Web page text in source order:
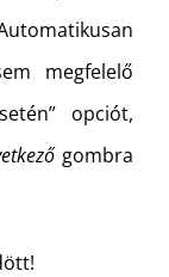
megfelelő
opciót,
gombra